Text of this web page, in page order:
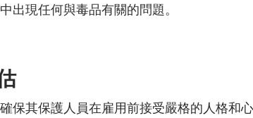
出現任何與毒品有關的問題。
保其保護人員在雇用前接受嚴格的人格和